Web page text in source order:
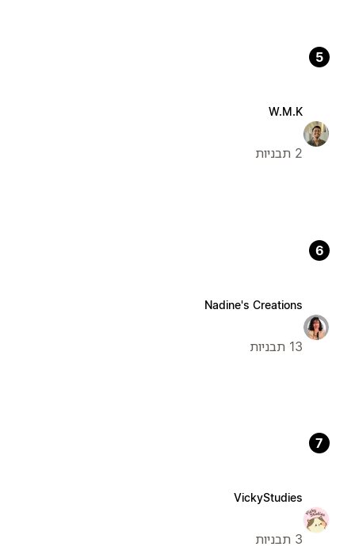
5
W.M.K
2 תבניות
6
Nadine's Creations
13 תבניות
7
VickyStudies
3 תבניות